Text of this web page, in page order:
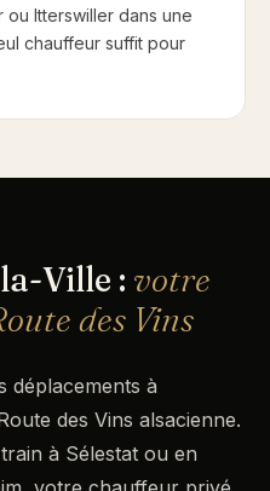
ou Itterswiller dans une
chauffeur suffit pour
Ville : votre
des Vins
déplacements à
des Vins alsacienne.
à Sélestat ou en